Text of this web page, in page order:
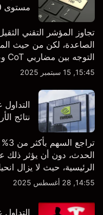
مستوى 24,000
تجاوز المؤشر التقني
الصاعدة، لكن من حيث
التوجه بين مضاربي CoT وعملاء Capital.com.
15:45, 15 سبتمبر 2025
نتائج
الحدث، دون أن يؤثر ذلك
الرئيسية، حيث لا يزال
الشراء المفرط.
14:55, 28 أغسطس 2025